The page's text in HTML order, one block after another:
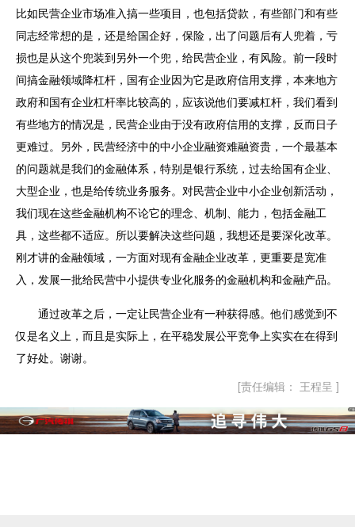
比如民营企业市场准入搞一些项目，也包括贷款，有些部门和有些
同志经常想的是，还是给国企好，保险，出了问题后有人兜着，亏
损也是从这个兜装到另外一个兜，给民营企业，有风险。前一段时
间搞金融领域降杠杆，国有企业因为它是政府信用支撑，本来地方
政府和国有企业杠杆率比较高的，应该说他们要减杠杆，我们看到
有些地方的情况是，民营企业由于没有政府信用的支撑，反而日子
更难过。另外，民营经济中的中小企业融资难融资贵，一个最基本
的问题就是我们的金融体系，特别是银行系统，过去给国有企业、
大型企业，也是给传统业务服务。对民营企业中小企业创新活动，
我们现在这些金融机构不论它的理念、机制、能力，包括金融工
具，这些都不适应。所以要解决这些问题，我想还是要深化改革。
刚才讲的金融领域，一方面对现有金融企业改革，更重要是宽准
入，发展一批给民营中小提供专业化服务的金融机构和金融产品。
通过改革之后，一定让民营企业有一种获得感。他们感觉到不
仅是名义上，而且是实际上，在平稳发展公平竞争上实实在在得到
了好处。谢谢。
[责任编辑： 王程呈 ]